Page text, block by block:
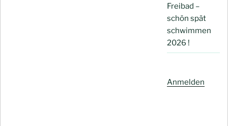
Freibad –
schön spät
schwimmen
2026 !
Anmelden